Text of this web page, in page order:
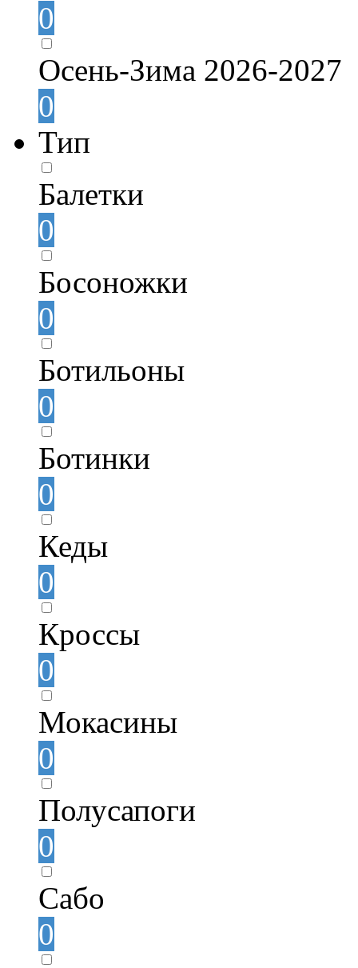
0
Осень-Зима 2026-2027
0
Тип
Балетки
0
Босоножки
0
Ботильоны
0
Ботинки
0
Кеды
0
Кроссы
0
Мокасины
0
Полусапоги
0
Сабо
0